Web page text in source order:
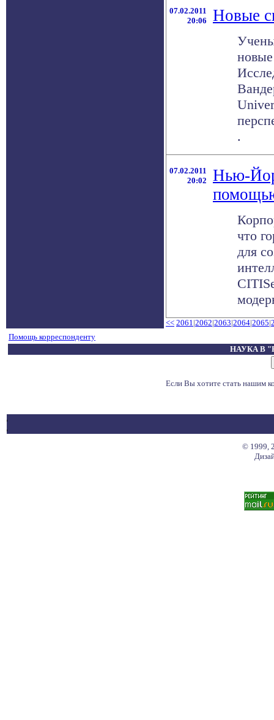
07.02.2011
20:06
Новые
.
07.02.2011
20:02
Нью-
что
для
<< 2061|2062|2063|2064|2065|
Помощь корреспонденту
НАУКА В
Если Вы хотите стать нашим
© 1999,